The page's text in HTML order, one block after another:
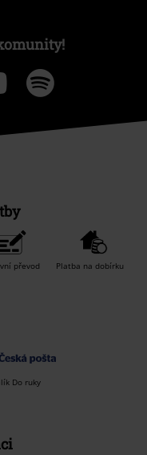
převod Platba na dobírku
Do ruky